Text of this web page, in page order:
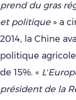
prend du gras
et politique» a
2014, la Chine
politique
de 15%. «
président de la